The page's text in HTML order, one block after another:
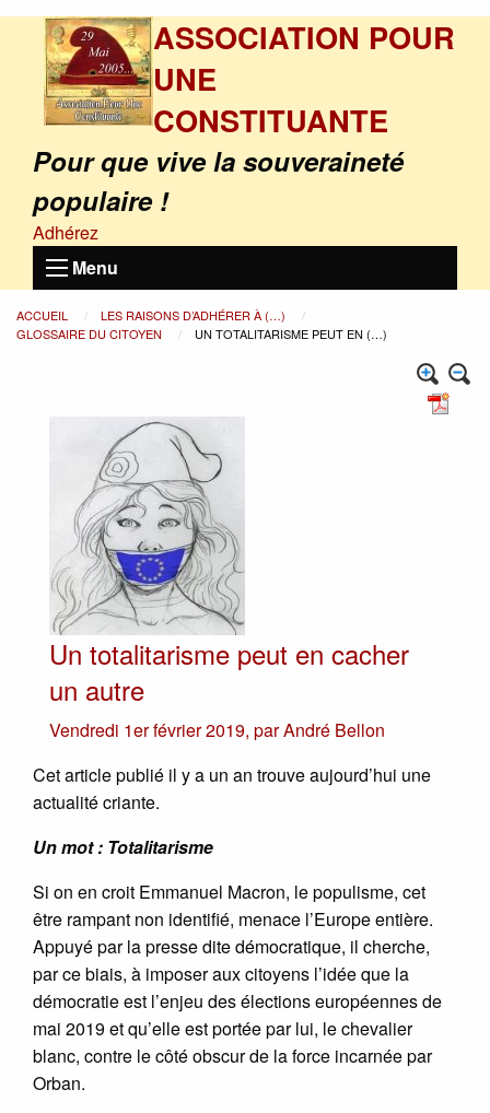
ASSOCIATION POUR
UNE
CONSTITUANTE
Pour que vive la souveraineté
populaire !
Adhérez
Menu
ACCUEIL
LES RAISONS D’ADHÉRER À (…)
GLOSSAIRE DU CITOYEN
UN TOTALITARISME PEUT EN (…)
Un totalitarisme peut en cacher
un autre
Vendredi 1er février 2019, parAndré Bellon
Cet article publié il y a un an trouve aujourd’hui une
actualité criante.
Un mot : Totalitarisme
Si on en croit Emmanuel Macron, le populisme, cet
être rampant non identifié, menace l’Europe entière.
Appuyé par la presse dite démocratique, il cherche,
par ce biais, à imposer aux citoyens l’idée que la
démocratie est l’enjeu des élections européennes de
mai 2019 et qu’elle est portée par lui, le chevalier
blanc, contre le côté obscur de la force incarnée par
Orban.